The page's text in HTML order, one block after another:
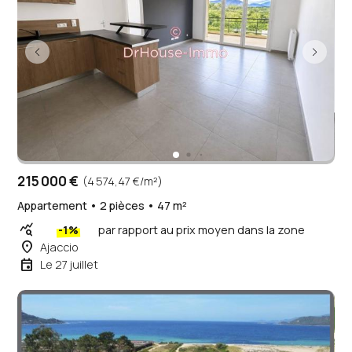
215 000 € (4 574,47 €/m²)
Appartement • 2 pièces • 47 m²
query_stats -1% par rapport au prix moyen dans la zone
place Ajaccio
event Le 27 juillet